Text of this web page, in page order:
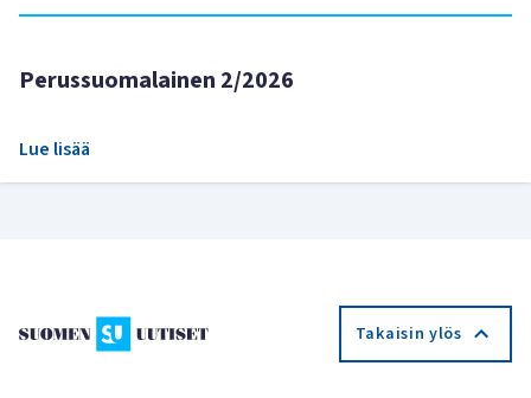
Perussuomalainen 2/2026
Lue lisää
Takaisin ylös